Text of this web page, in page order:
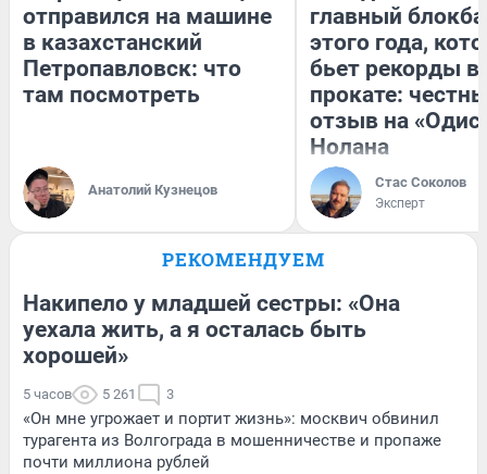
отправился на машине
в казахстанский
Петропавловск: что
там посмотреть
Анатолий Кузнецов
главный
этого года,
бьет рекорды в
прокате:
отзыв на
Нолана
Стас Соколов
Эксперт
РЕКОМЕНДУЕМ
Накипело у младшей сестры: «Она
уехала жить, а я осталась быть
хорошей»
5 часов 5 261 3
«Он мне угрожает и портит жизнь»: москвич обвинил
турагента из Волгограда в мошенничестве и пропаже
почти миллиона рублей